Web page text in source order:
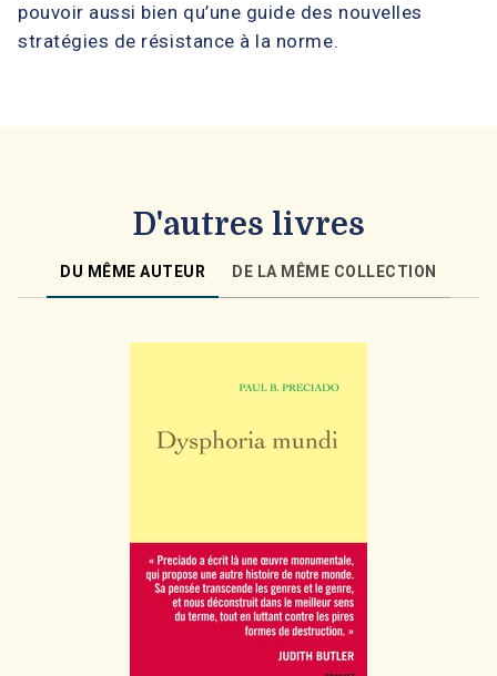
pouvoir aussi bien qu’une guide des nouvelles
stratégies de résistance à la norme.
D'autres livres
DU MÊME AUTEUR DE LA MÊME COLLECTION